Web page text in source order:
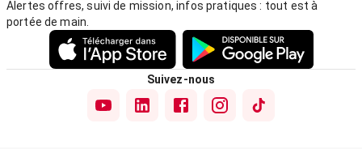
Alertes offres, suivi de mission, infos pratiques : tout est à
portée de main.
Suivez-nous